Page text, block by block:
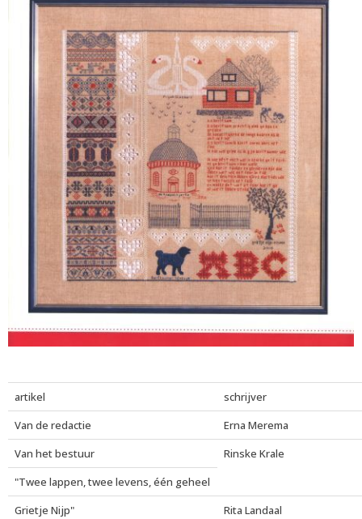
artikel
schrijver
Van de redactie
Erna Merema
Van het bestuur
Rinske Krale
"Twee lappen, twee levens, één geheel
Grietje Nijp"
Rita Landaal